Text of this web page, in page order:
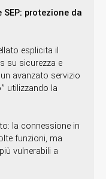
protezione da
esplicita il
su sicurezza e
avanzato servizio
utilizzando la
la connessione in
funzioni, ma
vulnerabili a